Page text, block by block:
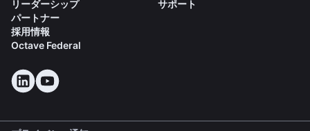
リーダーシップ
パートナー
採用情報
Octave Federal
サポート